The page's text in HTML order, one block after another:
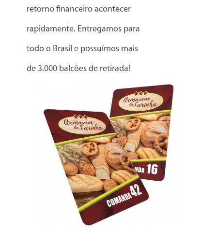
retorno financeiro acontecer
rapidamente. Entregamos para
todo o Brasil e possuímos mais
de 3.000 balcões de retirada!